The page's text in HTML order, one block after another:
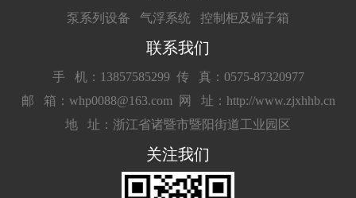
泵系列设备 气浮系统 控制柜及端子箱
联系我们
手 机：13857585299 传 真：0575-87320977
邮 箱：whp0088@163.com
网 址：http://www.zjxhhb.cn
地 址：浙江省诸暨市暨阳街道工业园区
关注我们